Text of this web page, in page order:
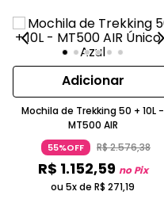
Adicionar
Mochila de Trekking 50 + 10L -
MT500 AIR
55%OFF R$2.576,38
R$ 1.152,59 no Pix
ou 5x de R$ 271,19